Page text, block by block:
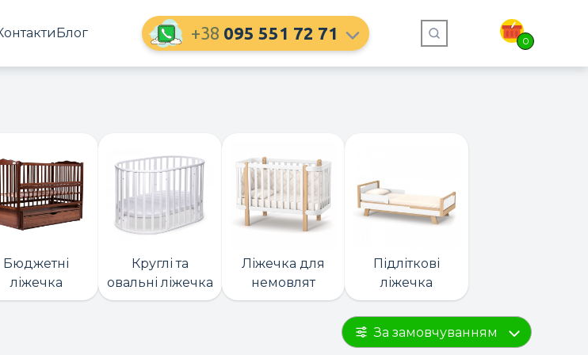
Блог +38 095 551 72 71 0
Бюджетні
ліжечка
Круглі та
овальні ліжечка
Ліжечка для
немовлят
Підліткові
ліжечка
За замовчуванням